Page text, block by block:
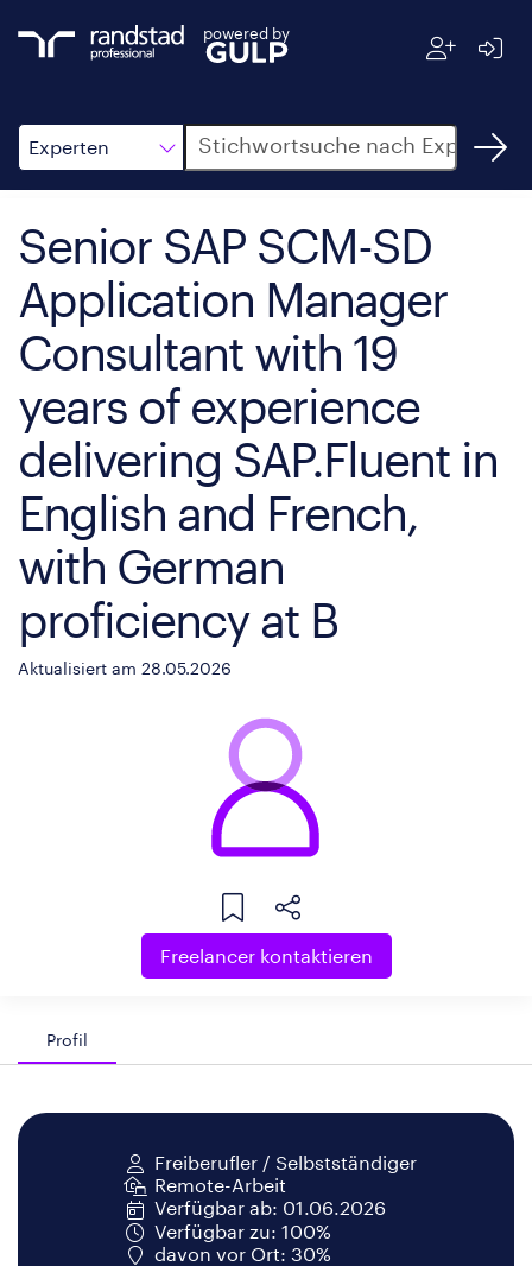
powered by
Experten
Suche
Senior SAP SCM-SD
Application Manager
Consultant with 19
years of experience
delivering SAP.Fluent in
English and French,
with German
proficiency at B
Aktualisiert am 28.05.2026
Freelancer kontaktieren
Profil
Freiberufler / Selbstständiger
Remote-Arbeit
Verfügbar ab: 01.06.2026
Verfügbar zu: 100%
davon vor Ort: 30%